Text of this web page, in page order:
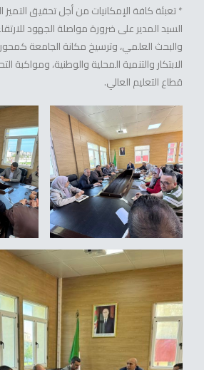
* تعبئة كافة الإمكانيات من أجل تحقيق
السيد المدير على ضرورة مواصلة الجهود
والبحث العلمي، وترسيخ مكانة الجامعة
الابتكار والتنمية المحلية والوطنية، ومواكبة
قطاع التعليم العالي.